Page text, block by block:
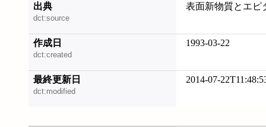
出典
dct:source
表面新物質とエピ
作成日
dct:created
1993-03-22
最終更新日
dct:modified
2014-07-